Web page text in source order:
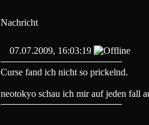
Nachricht
07.07.2009, 16:03:19
Curse fand ich nicht so prickelnd.
neotokyo schau ich mir auf jeden fall